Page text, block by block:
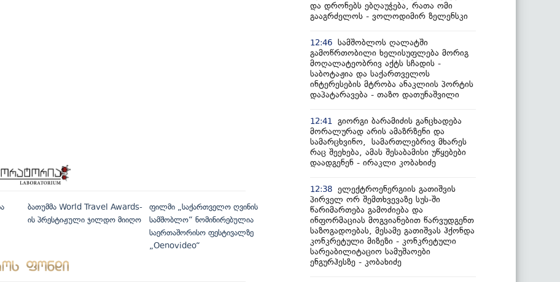
ბათუმმა World Travel Awards-
ის პრესტიჟული ჯილდო მიიღო
ფილმი „საქართველო ღვინის
სამშობლო“ ნომინირებულია
საერთაშორისო ფესტივალზე
„Oenovideo“
და დრონებს ებღაუჭება, რათა ომი
გააგრძელოს - ვოლოდიმირ ზელენსკი
12:46 სამშობლოს ღალატში
გამოწრთობილი ხელისუფლება მორიგ
მოღალატეობრივ აქტს სჩადის -
საბოტაჟია და საქართველოს
ინტერესების მტრობა ანაკლიის პორტის
დაპატარავება - თაზო დათუნაშვილი
12:41
გიორგი ბარამიძის განცხადება
მორალურად არის ამაზრზენი და
სამარცხვინო, სამართლებრივ მხარეს
რაც შეეხება, ამას შესაბამისი უწყებები
დაადგენენ - ირაკლი კობახიძე
12:38 ელექტროენერგიის გათიშვის
პირველ ორ შემთხვევაზე სუს-ში
წარიმართება გამოძიება და
ინფორმაციას მოგვიანებით წარვუდგენთ
საზოგადოებას, მესამე გათიშვას ჰქონდა
კონკრეტული მიზეზი - კონკრეტული
სარეაბილიტაციო სამუშაოები
ენგურჰესზე - კობახიძე